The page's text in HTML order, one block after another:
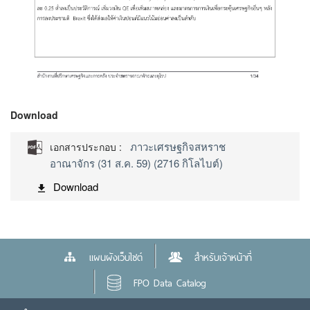
Download
เอกสารประกอบ :
ภาวะเศรษฐกิจสหราช
อาณาจักร (31 ส.ค. 59) (2716 กิโลไบต์)
Download
แผนผังเว็บไซต์
สำหรับเจ้าหน้าที่
FPO Data Catalog